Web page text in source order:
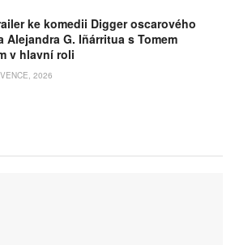
ke komedii Digger oscarového
Alejandra G. Iñárritua s Tomem
v hlavní roli
2026